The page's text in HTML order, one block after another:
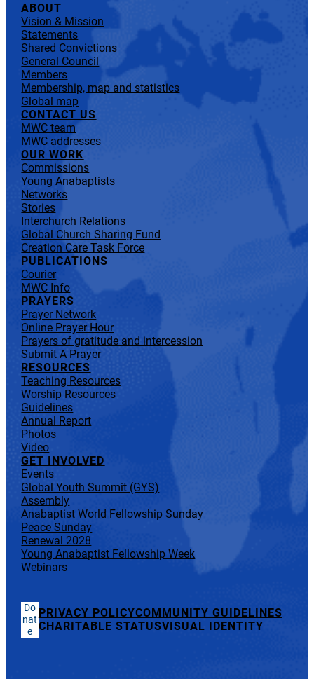
ABOUT
Vision & Mission
Statements
Shared Convictions
General Council
Members
Membership, map and statistics
Global map
CONTACT US
MWC team
MWC addresses
OUR WORK
Commissions
Young Anabaptists
Networks
Stories
Interchurch Relations
Global Church Sharing Fund
Creation Care Task Force
PUBLICATIONS
Courier
MWC Info
PRAYERS
Prayer Network
Online Prayer Hour
Prayers of gratitude and intercession
Submit A Prayer
RESOURCES
Teaching Resources
Worship Resources
Guidelines
Annual Report
Photos
Video
GET INVOLVED
Events
Global Youth Summit (GYS)
Assembly
Anabaptist World Fellowship Sunday
Peace Sunday
Renewal 2028
Young Anabaptist Fellowship Week
Webinars
Do
nat
e
PRIVACY POLICYCOMMUNITY GUIDELINES
CHARITABLE STATUSVISUAL IDENTITY